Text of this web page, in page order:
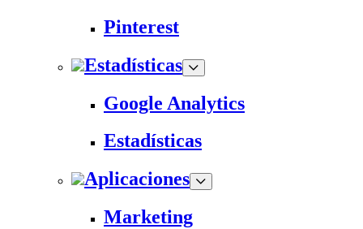
Pinterest
Estadísticas
Google Analytics
Estadísticas
Aplicaciones
Marketing